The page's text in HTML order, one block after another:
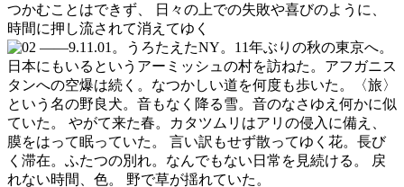
つかむことはできず、 日々の上での失敗や喜びのように、
時間に押し流されて消えてゆく
――9.11.01。うろたえたNY。11年ぶりの秋の東京へ。
日本にもいるというアーミッシュの村を訪ねた。アフガニス
タンへの空爆は続く。なつかしい道を何度も歩いた。〈旅〉
という名の野良犬。音もなく降る雪。音のなさゆえ何かに似
ていた。 やがて来た春。カタツムリはアリの侵入に備え、
膜をはって眠っていた。 言い訳もせず散ってゆく花。長び
く滞在。ふたつの別れ。なんでもない日常を見続ける。 戻
れない時間、色。 野で草が揺れていた。